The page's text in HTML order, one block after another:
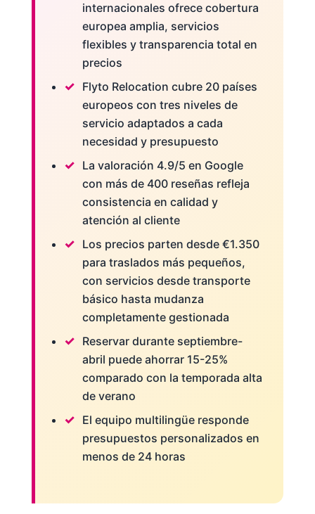
internacionales ofrece cobertura
europea amplia, servicios
flexibles y transparencia total en
precios
Flyto Relocation cubre 20 países
europeos con tres niveles de
servicio adaptados a cada
necesidad y presupuesto
La valoración 4.9/5 en Google
con más de 400 reseñas refleja
consistencia en calidad y
atención al cliente
Los precios parten desde €1.350
para traslados más pequeños,
con servicios desde transporte
básico hasta mudanza
completamente gestionada
Reservar durante septiembre-
abril puede ahorrar 15-25%
comparado con la temporada alta
de verano
El equipo multilingüe responde
presupuestos personalizados en
menos de 24 horas